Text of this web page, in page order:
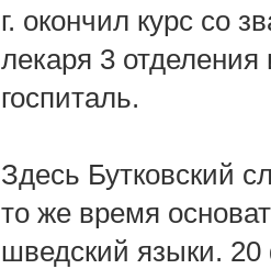
г. окончил курс со
лекаря 3
госпиталь.
Здесь Бутковский
то же время
шведский языки. 20